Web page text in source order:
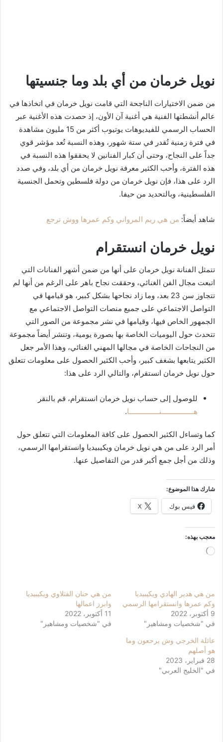
نويل خرمان من أي بلد وما جنسيتها
من ضمن الاختيارات الناجحة التي قامت نويل خرمان في اتخاذها في
عالم أنشطتها الفنية هي أغنية آن الأون، إذ حصدت هذه الأغنية عبر
الحساب الرسمي للفيديوهات يوتيوب أكثر من 15 مليون مشاهدة
في فترة زمنية تُقدر في ستة شهور، وهذه النسبة تُعد مؤشر قوي
جداً على النجاح، وحتى أن كبار الفنانين لا يحققوا هذه النسبة في
هذه الفترة، وأحب الكثير معرفة نويل خرمان من أي بلد، وفي صدد
الرد على هذا، فإن نويل خرمان من دولة فلسطين وتحمل الجنسية
الفلسطينية، وبالتحديد من حيفا.
شاهد أيضاً: من هي ريم المرواني وكم عمرها ووش ترجع
نويل خرمان انستقرام
تتمثل الفنانة نويل خرمان على أنها من ضمن أشهر الفنانات التي
اتبعت مجال الفن الغنائي، وحققت نجاح باهر على الرغم من أنها لم
تتجاوز سن 23 بعد، وما زاد نجاحها بشكل كبير، هو قيامها في
التواصل الاجتماعي على جميع منصات التواصل الاجتماعي مع
الجمهور الخاص فيها، وقيامها في نشر مجموعة من الصور التي
تتحدث حول اليوميات الخاصة بها بصورة يومية، وتنشر أيضاً مجموعة
من النجاحات الخاصة في مجالها المهني الغنائي، وهذا الأمر جعل
الكثير يتابعها بشغف كبير، وأحب الكثير الحصول على معلومات تتعلق
حول نويل خرمان انستقرام، والتالي الرد على هذا:
للوصول إلى حساب نويل خرمان انستقرام، قم بالنقر
هــــــــــــــــنـــــــــــــــا.
كما وتساءل الكثير الحصول على كافة المعلومات التي تتعلق حول
أمر الرد على من هي نويل خرمان ويكيبيديا وانستقرامها الرسمي،
وذلك من أجل جمع أكبر قدر من التفاصيل عنها.
شارك هذا الموضوع:
فيس بوك X
معجب بهذه:
جاري
من هي هدير الهادي ويكيبيديا
وكم عمرها وانستقرامها الرسمي
9 أكتوبر، 2022
في "شخصيات ومشاهير"
من هي حنان الفتلاوي ويكيبيديا
وابرز اعمالها
11 أكتوبر، 2022
في "شخصيات ومشاهير"
عائلة الخرجي وش يرجعون وما
هو أصلهم
28 فبراير، 2023
في "الخليج العربي"